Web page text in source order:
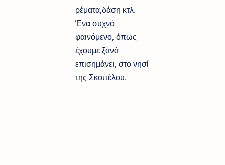
ρέματα,δάση κτλ.
Ένα συχνό
φαινόμενο, όπως
έχουμε ξανά
επισημάνει, στο νησί
της Σκοπέλου.